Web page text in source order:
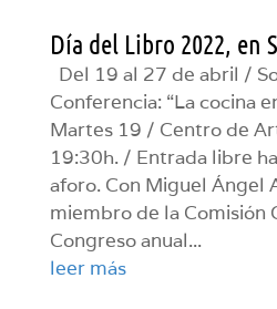
Día del Libro 2022, en
Del 19 al 27 de abril /
Conferencia: “La cocina
Martes 19 / Centro de
19:30h. / Entrada libre
aforo. Con Miguel Ángel
miembro de la Comisión
Congreso anual...
leer más